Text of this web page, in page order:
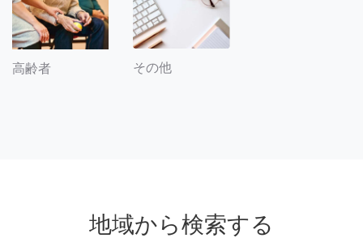
高齢者 その他
地域から検索する